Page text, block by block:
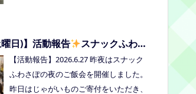
場所：LIVE STATION AIZ(倉敷市玉島阿賀
崎2-3-55) 内容：音楽あり、ゲームあ
り、食べ物ありの多世代交流夏祭りで
しますので、ご希望の方がおられました
曜日)】活動報告
スナックふわさ
を開催しました
【活動報告】2026.6.27 昨夜はスナック
ふわさぽの夜のご飯会を開催しました。
昨日はじゃがいものご寄付をいただき、